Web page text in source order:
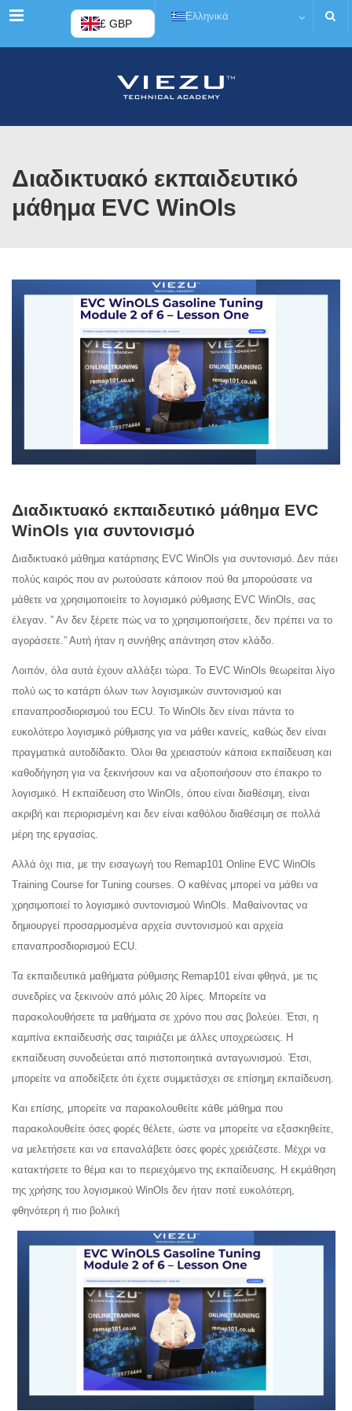
Μενού £ GBP
Ελληνικά
Διαδικτυακό εκπαιδευτικό
μάθημα EVC WinOls
Διαδικτυακό εκπαιδευτικό μάθημα EVC
WinOls για συντονισμό
Διαδικτυακό μάθημα κατάρτισης EVC WinOls για συντονισμό. Δεν πάει
πολύς καιρός που αν ρωτούσατε κάποιον πού θα μπορούσατε να
μάθετε να χρησιμοποιείτε το λογισμικό ρύθμισης EVC WinOls, σας
έλεγαν. ” Αν δεν ξέρετε πώς να το χρησιμοποιήσετε, δεν πρέπει να το
αγοράσετε.” Αυτή ήταν η συνήθης απάντηση στον κλάδο.
Λοιπόν, όλα αυτά έχουν αλλάξει τώρα. Το EVC WinOls θεωρείται λίγο
πολύ ως το κατάρτι όλων των λογισμικών συντονισμού και
επαναπροσδιορισμού του ECU. Το WinOls δεν είναι πάντα το
ευκολότερο λογισμικό ρύθμισης για να μάθει κανείς, καθώς δεν είναι
πραγματικά αυτοδίδακτο. Όλοι θα χρειαστούν κάποια εκπαίδευση και
καθοδήγηση για να ξεκινήσουν και να αξιοποιήσουν στο έπακρο το
λογισμικό. Η εκπαίδευση στο WinOls, όπου είναι διαθέσιμη, είναι
ακριβή και περιορισμένη και δεν είναι καθόλου διαθέσιμη σε πολλά
μέρη της εργασίας.
Αλλά όχι πια, με την εισαγωγή του Remap101 Online EVC WinOls
Training Course for Tuning courses. Ο καθένας μπορεί να μάθει να
χρησιμοποιεί το λογισμικό συντονισμού WinOls. Μαθαίνοντας να
δημιουργεί προσαρμοσμένα αρχεία συντονισμού και αρχεία
επαναπροσδιορισμού ECU.
Τα εκπαιδευτικά μαθήματα ρύθμισης Remap101 είναι φθηνά, με τις
συνεδρίες να ξεκινούν από μόλις 20 λίρες. Μπορείτε να
παρακολουθήσετε τα μαθήματα σε χρόνο που σας βολεύει. Έτσι, η
καμπίνα εκπαίδευσής σας ταιριάζει με άλλες υποχρεώσεις. Η
εκπαίδευση συνοδεύεται από πιστοποιητικά ανταγωνισμού. Έτσι,
μπορείτε να αποδείξετε ότι έχετε συμμετάσχει σε επίσημη εκπαίδευση.
Και επίσης, μπορείτε να παρακολουθείτε κάθε μάθημα που
παρακολουθείτε όσες φορές θέλετε, ώστε να μπορείτε να εξασκηθείτε,
να μελετήσετε και να επαναλάβετε όσες φορές χρειάζεστε. Μέχρι να
κατακτήσετε το θέμα και το περιεχόμενο της εκπαίδευσης. Η εκμάθηση
της χρήσης του λογισμικού WinOls δεν ήταν ποτέ ευκολότερη,
φθηνότερη ή πιο βολική